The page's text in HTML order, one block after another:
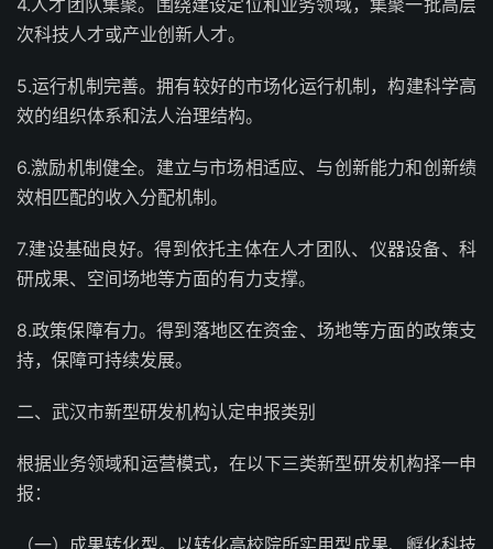
4.人才团队集聚。围绕建设定位和业务领域，集聚一批高层
次科技人才或产业创新人才。
5.运行机制完善。拥有较好的市场化运行机制，构建科学高
效的组织体系和法人治理结构。
6.激励机制健全。建立与市场相适应、与创新能力和创新绩
效相匹配的收入分配机制。
7.建设基础良好。得到依托主体在人才团队、仪器设备、科
研成果、空间场地等方面的有力支撑。
8.政策保障有力。得到落地区在资金、场地等方面的政策支
持，保障可持续发展。
二、武汉市新型研发机构认定申报类别
根据业务领域和运营模式，在以下三类新型研发机构择一申
报：
（一）成果转化型。以转化高校院所实用型成果、孵化科技